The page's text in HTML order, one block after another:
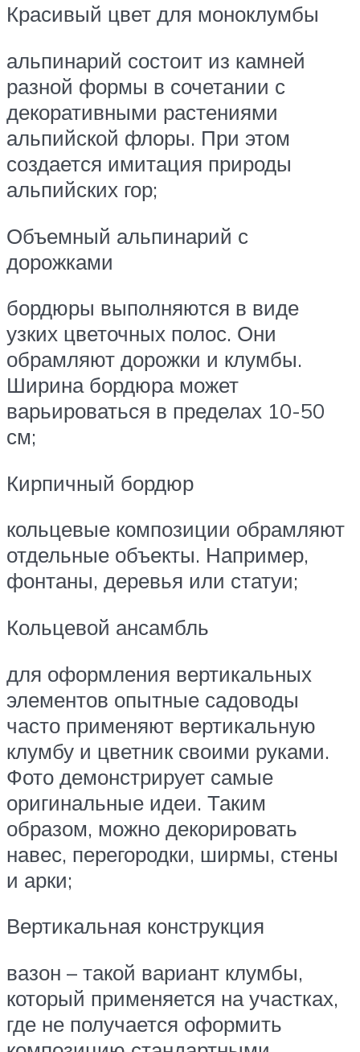
Красивый цвет для моноклумбы
альпинарий состоит из камней
разной формы в сочетании с
декоративными растениями
альпийской флоры. При этом
создается имитация природы
альпийских гор;
Объемный альпинарий с
дорожками
бордюры выполняются в виде
узких цветочных полос. Они
обрамляют дорожки и клумбы.
Ширина бордюра может
варьироваться в пределах 10-50
см;
Кирпичный бордюр
кольцевые композиции обрамляют
отдельные объекты. Например,
фонтаны, деревья или статуи;
Кольцевой ансамбль
для оформления вертикальных
элементов опытные садоводы
часто применяют вертикальную
клумбу и цветник своими руками.
Фото демонстрирует самые
оригинальные идеи. Таким
образом, можно декорировать
навес, перегородки, ширмы, стены
и арки;
Вертикальная конструкция
вазон – такой вариант клумбы,
который применяется на участках,
где не получается оформить